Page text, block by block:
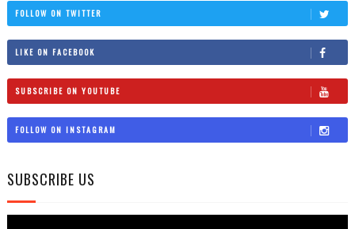
FOLLOW ON TWITTER
LIKE ON FACEBOOK
SUBSCRIBE ON YOUTUBE
FOLLOW ON INSTAGRAM
SUBSCRIBE US